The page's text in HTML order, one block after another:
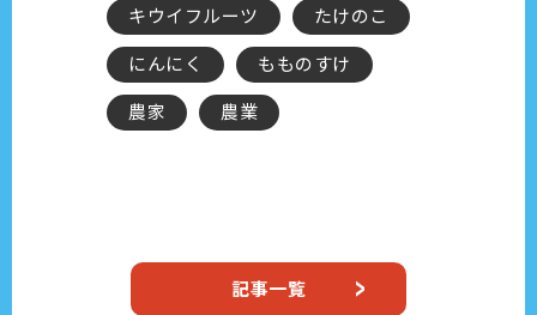
たけのこ
もものすけ
BLUEBERRY FARM UEKI
ブルーベリー
記事一覧